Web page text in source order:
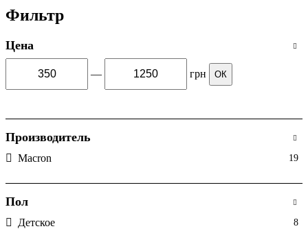
Фильтр
Цена
— грн ОК
Производитель
Macron 19
Пол
Детское 8